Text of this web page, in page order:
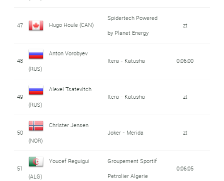
47 Hugo Houle (CAN)
Spidertech Powered
by Planet Energy
zt
48
Anton Vorobyev
(RUS)
Itera - Katusha 0:06:00
49
Alexei Tsatevitch
(RUS)
Itera - Katusha zt
50
Christer Jensen
(NOR)
Joker - Merida zt
51
Youcef Reguigui
(ALG)
Groupement Sportif
Petrolier Algerie
0:06:05